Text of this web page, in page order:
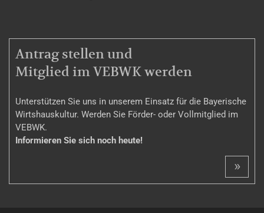
MITGLIEDSCHAFT
Antrag stellen und
Mitglied im VEBWK werden
Unterstützen Sie uns in unserem Einsatz für die Bayerische
Wirtshauskultur. Werden Sie Förder- oder Vollmitglied im
VEBWK.
Informieren Sie sich noch heute!
»